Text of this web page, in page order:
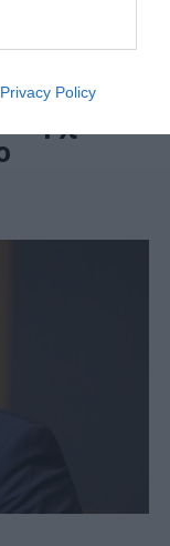
Privacy Policy